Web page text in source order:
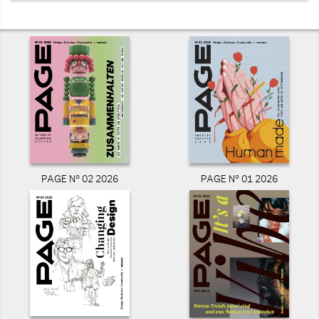
PAGE N° 02 2026 PAGE N° 01 2026